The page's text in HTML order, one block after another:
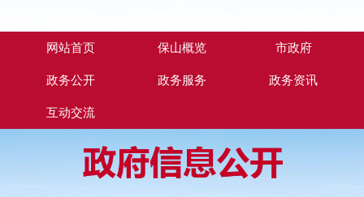
网站首页 保山概览 市政府
政务公开 政务服务 政务资讯
互动交流